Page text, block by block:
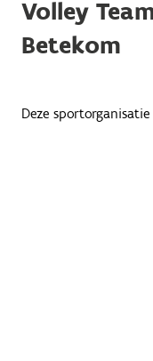
Volley
Betekom
Deze